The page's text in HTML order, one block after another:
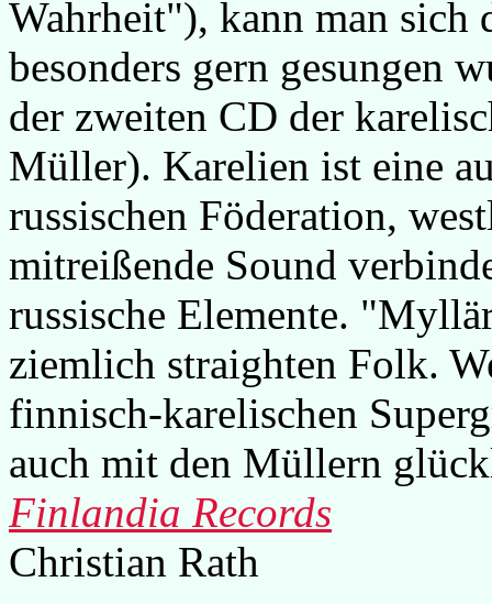
Wahrheit"), kann man sich
besonders gern gesungen
der zweiten CD der
Müller). Karelien ist eine
russischen Föderation,
mitreißende Sound
russische Elemente.
ziemlich straighten Folk.
finnisch-karelischen
auch mit den Müllern
Finlandia Records
Christian Rath